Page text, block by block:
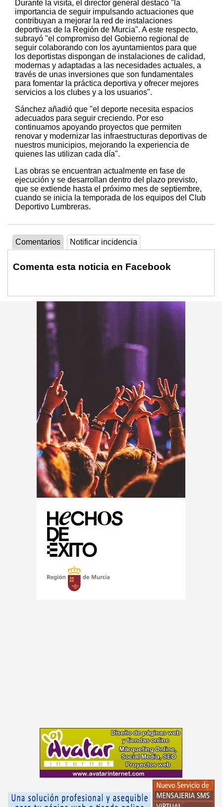
Durante la visita, el director general destacó "la
importancia de seguir impulsando actuaciones que
contribuyan a mejorar la red de instalaciones
deportivas de la Región de Murcia". A este respecto,
subrayó "el compromiso del Gobierno regional de
seguir colaborando con los ayuntamientos para que
los deportistas dispongan de instalaciones de calidad,
modernas y adaptadas a las necesidades actuales, a
través de unas inversiones que son fundamentales
para fomentar la práctica deportiva y ofrecer mejores
servicios a los clubes y a los usuarios".
Sánchez añadió que "el deporte necesita espacios
adecuados para seguir creciendo. Por eso
continuamos apoyando proyectos que permiten
renovar y modernizar las infraestructuras deportivas de
nuestros municipios, mejorando la experiencia de
quienes las utilizan cada día".
Las obras se encuentran actualmente en fase de
ejecución y se desarrollan dentro del plazo previsto,
que se extiende hasta el próximo mes de septiembre,
cuando se inicia la temporada de los equipos del Club
Deportivo Lumbreras.
Comentarios Notificar incidencia
Comenta esta noticia en Facebook